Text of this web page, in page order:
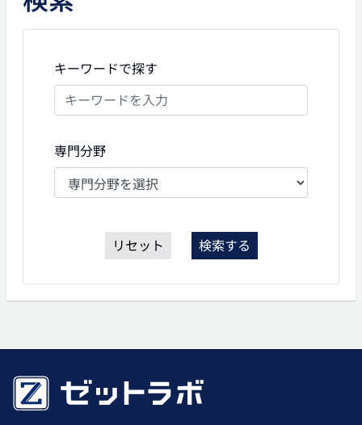
キーワードで探す
専門分野
リセット 検索する